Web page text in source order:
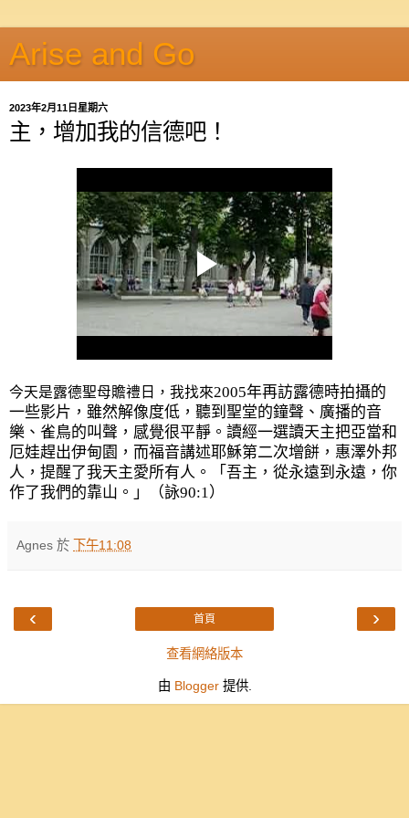
Arise and Go
2023年2月11日星期六
主，增加我的信德吧！
今天是露德聖母贍禮日，我找來2005年再訪露德時拍攝的
一些影片，雖然解像度低，聽到聖堂的鐘聲、廣播的音
樂、雀鳥的叫聲，感覺很平靜。讀經一選讀天主把亞當和
厄娃趕出伊甸園，而福音講述耶穌第二次增餅，惠澤外邦
人，提醒了我天主愛所有人。「吾主，從永遠到永遠，你
作了我們的靠山。」（詠90:1 ）
Agnes 於 下午11:08
‹ ›
首頁
查看網絡版本
由 Blogger提供.